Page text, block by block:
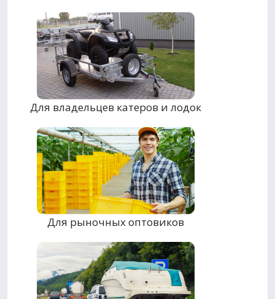
Для владельцев катеров и лодок
Для рыночных оптовиков